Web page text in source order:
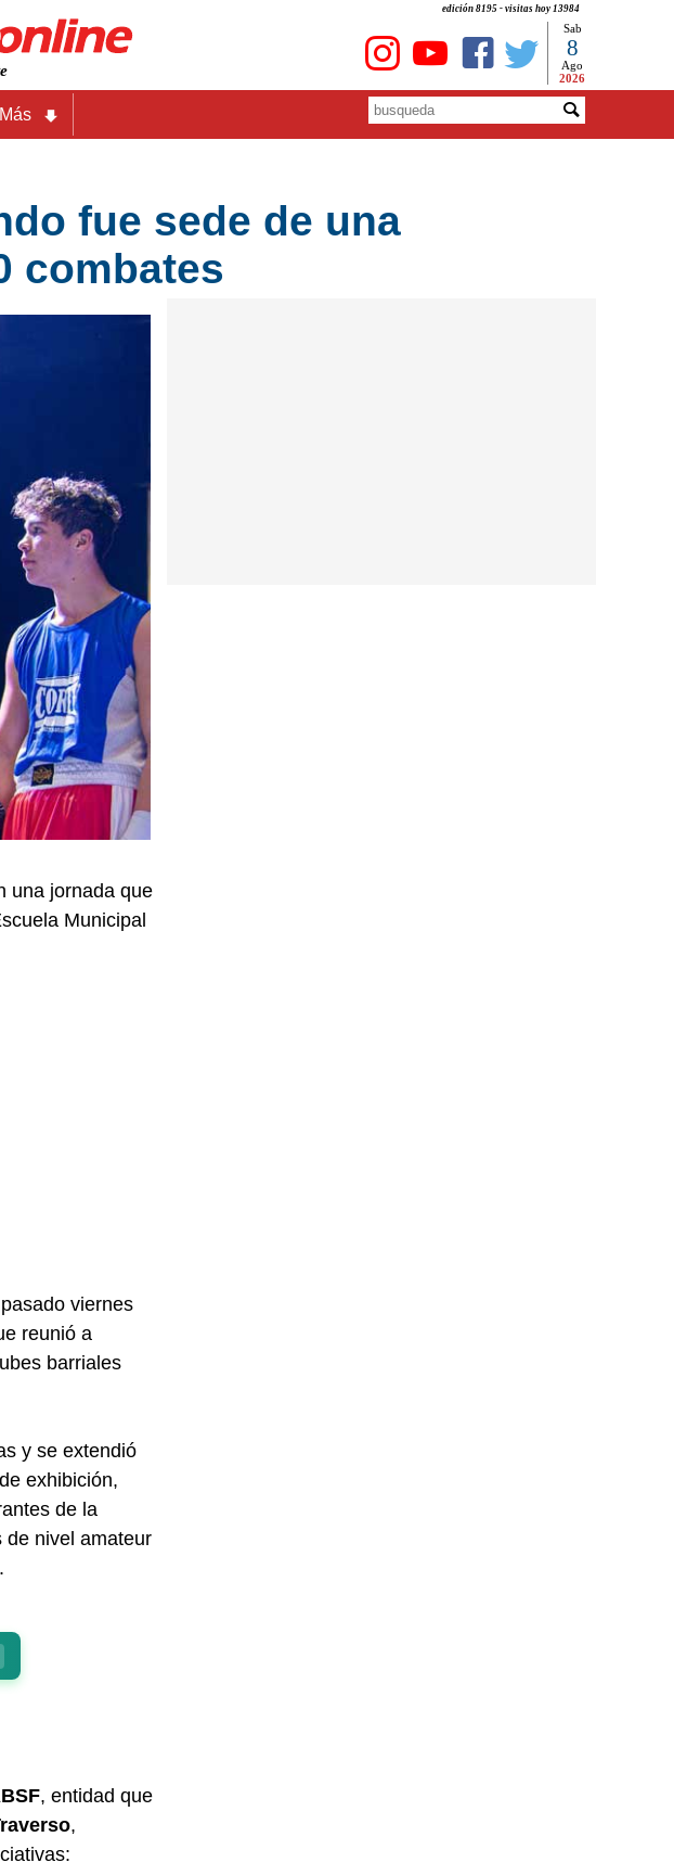
edición 8195 - visitas hoy 13984
Sab
8
Ago
2026
Más
fue sede de una
combates
una jornada que
Municipal
viernes
reunió a
barriales
y se extendió
exhibición,
de la
de nivel amateur
.
, entidad que
,